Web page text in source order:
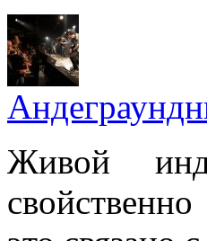
Живой